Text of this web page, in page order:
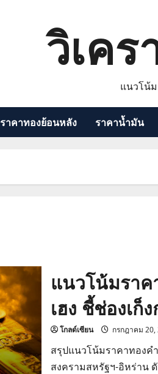
วิเค
แนวโน้
ราคาทองย้อนหลัง ราคาน้ำมัน
แนวโน้มราค
เฮง ชี้ช่องเก็
โกลด์เซียน กรกฎาคม 20,
สรุปแนวโน้มราคาทองค
สงครามสหรัฐฯ-อิหร่าน